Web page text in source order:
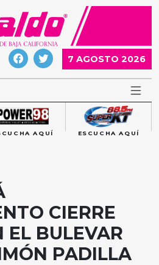
7 AGOSTO 2026
AQUÍ ESCUCHA AQUÍ
CIERRE
EL BULEVAR
PADILLA